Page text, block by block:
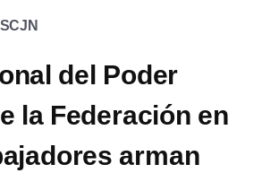
SCJN
del Poder
la Federación en
arman